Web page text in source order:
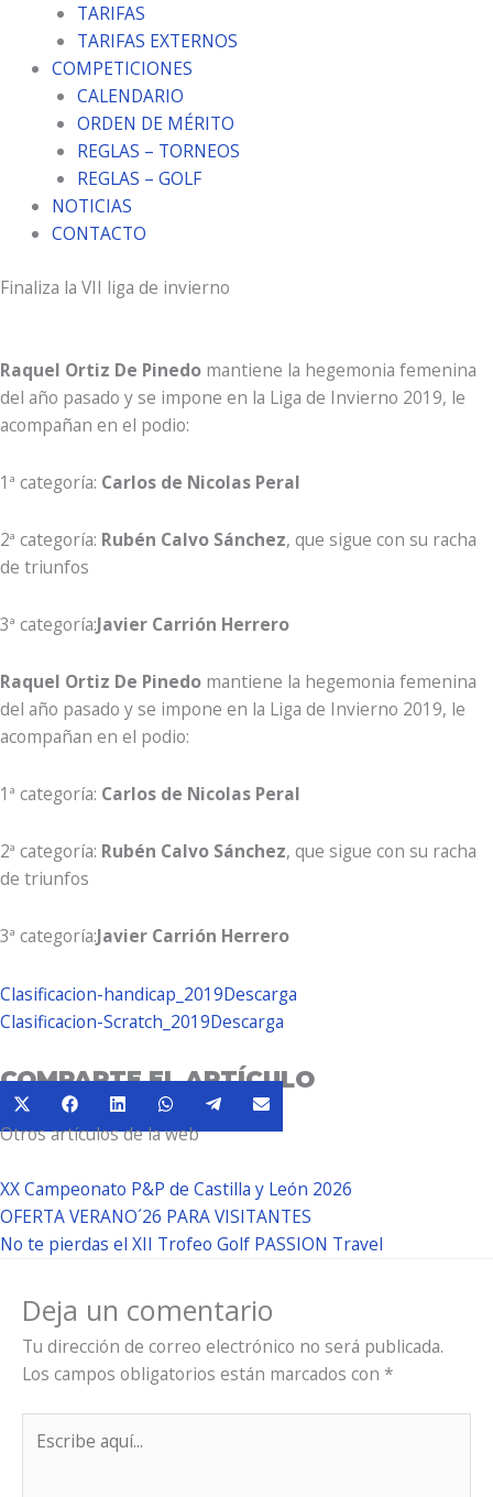
TARIFAS
TARIFAS EXTERNOS
COMPETICIONES
CALENDARIO
ORDEN DE MÉRITO
REGLAS – TORNEOS
REGLAS – GOLF
NOTICIAS
CONTACTO
Finaliza la VII liga de invierno
Raquel Ortiz De Pinedo mantiene la hegemonia femenina
del año pasado y se impone en la Liga de Invierno 2019, le
acompañan en el podio:
1ª categoría: Carlos de Nicolas Peral
2ª categoría: Rubén Calvo Sánchez, que sigue con su racha
de triunfos
3ª categoría:Javier Carrión Herrero
Raquel Ortiz De Pinedo mantiene la hegemonia femenina
del año pasado y se impone en la Liga de Invierno 2019, le
acompañan en el podio:
1ª categoría: Carlos de Nicolas Peral
2ª categoría: Rubén Calvo Sánchez, que sigue con su racha
de triunfos
3ª categoría:Javier Carrión Herrero
Clasificacion-handicap_2019Descarga
Clasificacion-Scratch_2019Descarga
COMPARTE EL ARTÍCULO
Compartir
en
(Twitter)
Compartir
en
FacebookCompartir
en
LinkedInCompartir
en
WhatsAppCompartir
en
TelegramCompartir
en
Otros artículos de la web
XX Campeonato P&P de Castilla y León 2026
OFERTA VERANO´26 PARA VISITANTES
No te pierdas el XII Trofeo Golf PASSION Travel
Deja un comentario
Tu dirección de correo electrónico no será publicada.
Los campos obligatorios están marcados con *
aquí...